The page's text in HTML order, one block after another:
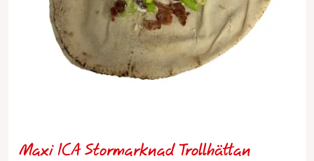
Maxi ICA Stormarknad Trollhättan